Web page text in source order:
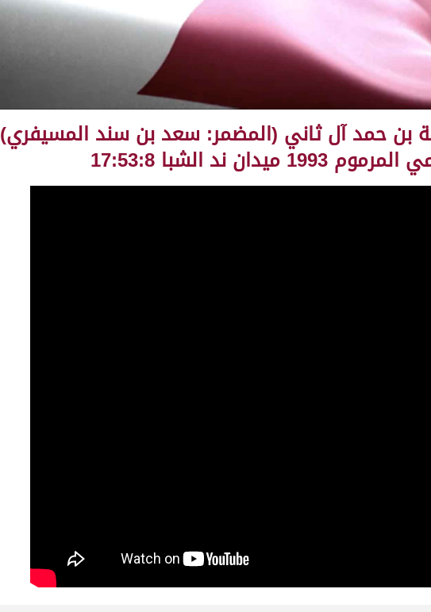
بن حمد آل ثاني (المضمر: سعد بن سند المسيفري)
ند الشبا 17:53:8